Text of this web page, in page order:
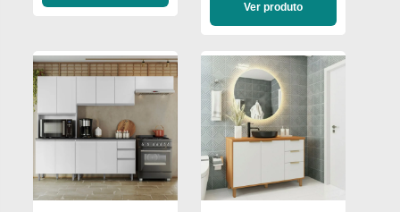
Ver produto